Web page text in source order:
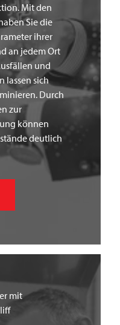
Mit den
Sie die
ihrer
an jedem Ort
und
lassen sich
Durch
zur
können
deutlich
mit